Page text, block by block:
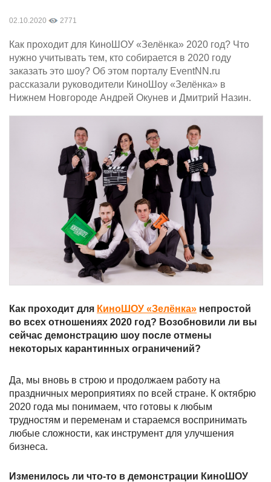
02.10.2020 2771
Как проходит для КиноШОУ «Зелёнка» 2020 год? Что
нужно учитывать тем, кто собирается в 2020 году
заказать это шоу? Об этом порталу EventNN.ru
рассказали руководители КиноШоу «Зелёнка» в
Нижнем Новгороде Андрей Окунев и Дмитрий Назин.
Как проходит для КиноШОУ «Зелёнка» непростой
во всех отношениях 2020 год? Возобновили ли вы
сейчас демонстрацию шоу после отмены
некоторых карантинных ограничений?
Да, мы вновь в строю и продолжаем работу на
праздничных мероприятиях по всей стране. К октябрю
2020 года мы понимаем, что готовы к любым
трудностям и переменам и стараемся воспринимать
любые сложности, как инструмент для улучшения
бизнеса.
Изменилось ли что-то в демонстрации КиноШОУ